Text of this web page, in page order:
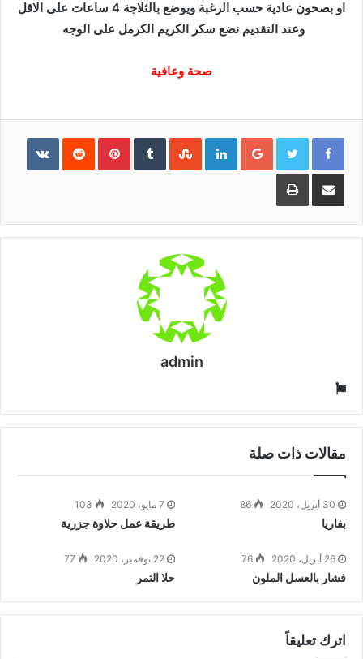
او بصحون عادية حسب الرغبة ويوضع بالثلاجة 4 ساعات على الاقل
وعند التقديم نضع سكر الكريم الكرمل على الوجه
صحة وعافية
Google+
LinkedIn
Pinterest
مشاركة
البريد
طباعة
admin
مقالات ذات صلة
30 أبريل، 2020 86
بفاريا
7 مايو، 2020 103
طريقة عمل حلاوة جزرية
26 أبريل، 2020 76
فشار بالعسل الملون
22 نوفمبر، 2020 77
حلا التمر
اترك تعليقاً